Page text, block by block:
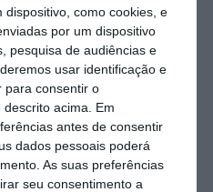
como cookies, e
por um dispositivo
pesquisa de audiências e
usar identificação e
para consentir o
acima. Em
antes de consentir
dados pessoais poderá
As suas preferências
seu consentimento a